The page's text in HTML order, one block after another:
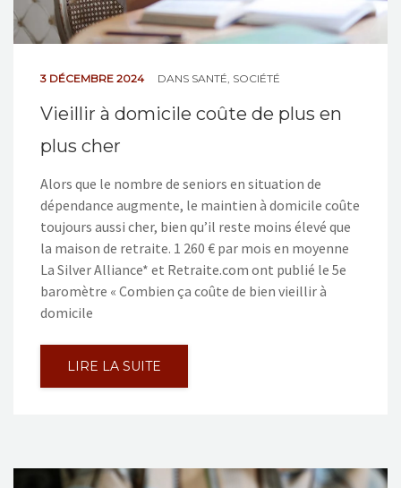
3 DÉCEMBRE 2024 DANS SANTÉ, SOCIÉTÉ
Vieillir à domicile coûte de plus en
plus cher
Alors que le nombre de seniors en situation de
dépendance augmente, le maintien à domicile coûte
toujours aussi cher, bien qu’il reste moins élevé que
la maison de retraite. 1 260 € par mois en moyenne
La Silver Alliance* et Retraite.com ont publié le 5e
baromètre « Combien ça coûte de bien vieillir à
domicile
LIRE LA SUITE